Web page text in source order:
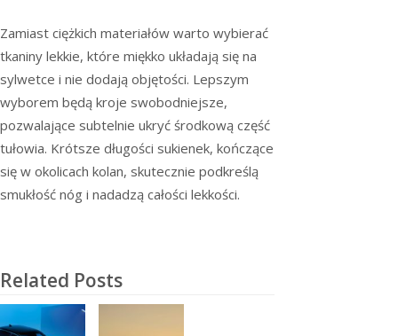
Zamiast ciężkich materiałów warto wybierać
tkaniny lekkie, które miękko układają się na
sylwetce i nie dodają objętości. Lepszym
wyborem będą kroje swobodniejsze,
pozwalające subtelnie ukryć środkową część
tułowia. Krótsze długości sukienek, kończące
się w okolicach kolan, skutecznie podkreślą
smukłość nóg i nadadzą całości lekkości.
Related Posts